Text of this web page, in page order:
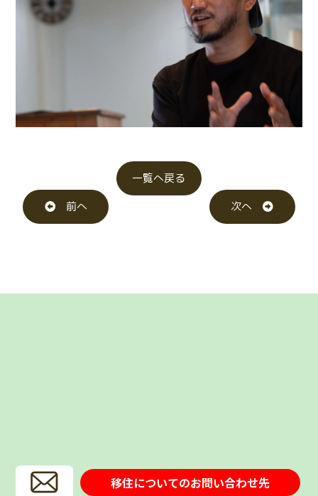
前へ
一覧へ戻る
次へ
移住についてのお問い合わせ先